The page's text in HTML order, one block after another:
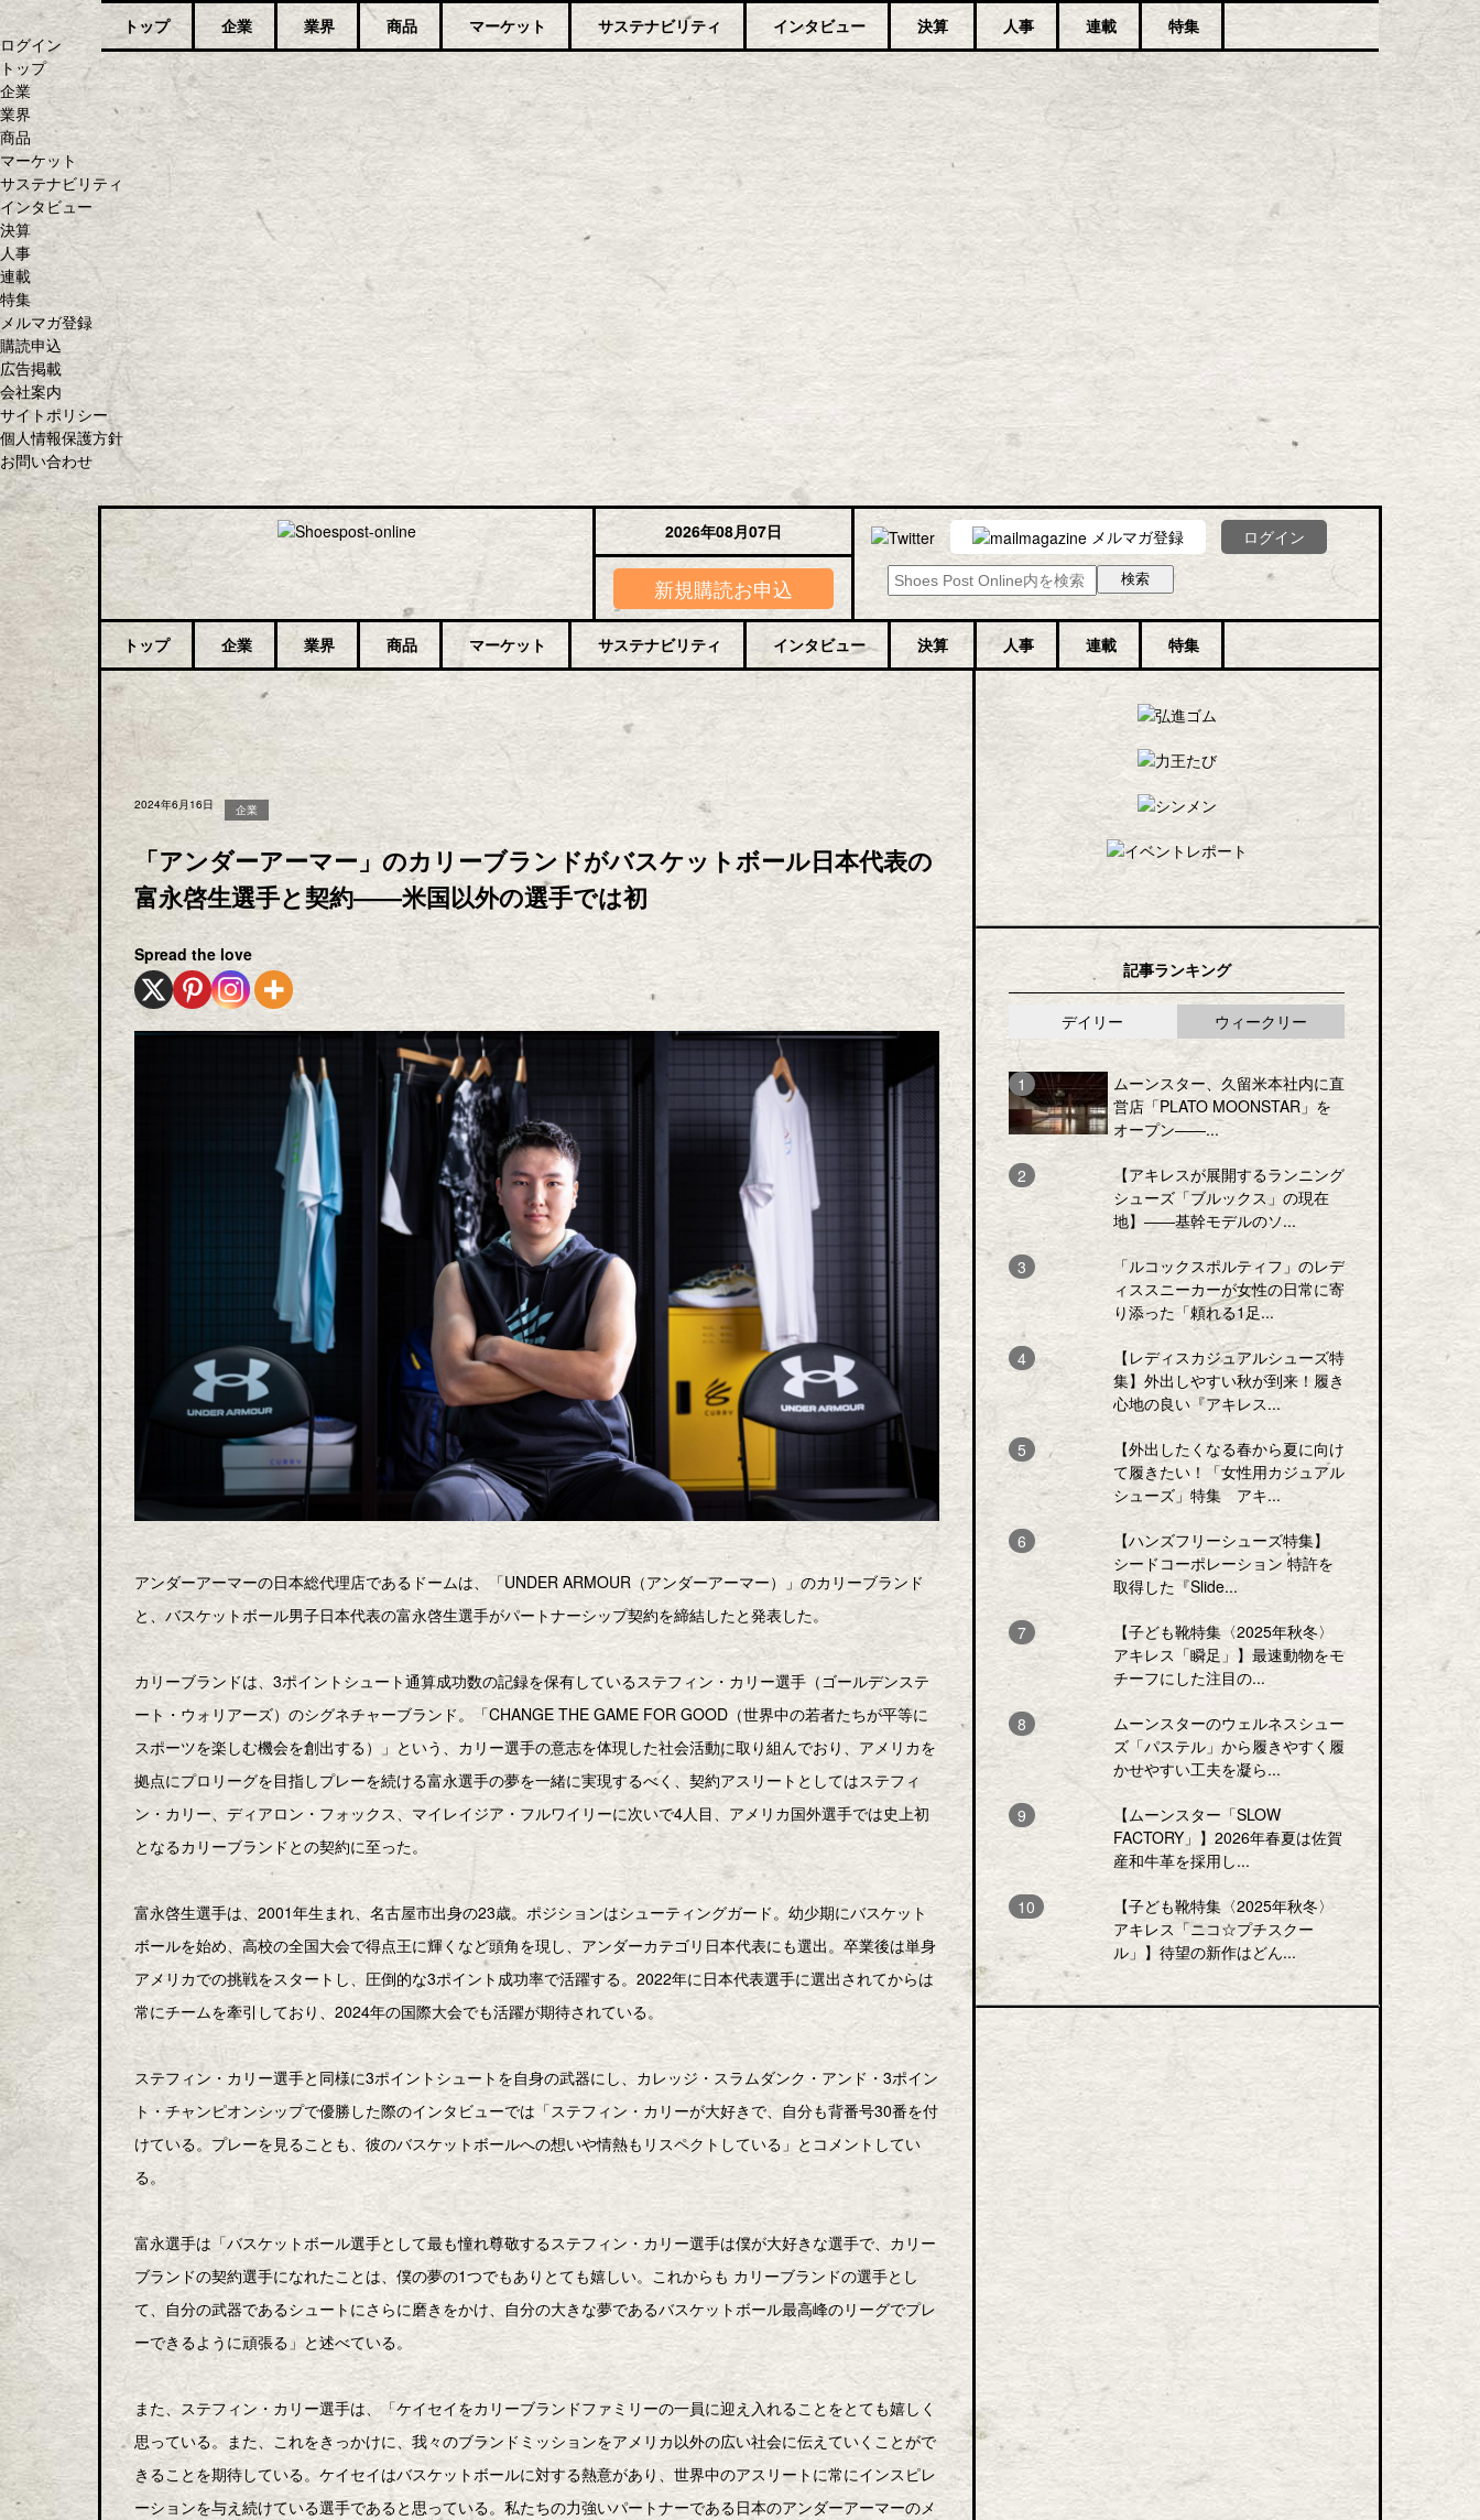
ログイン
トップ
企業
業界
商品
マーケット
サステナビリティ
インタビュー
決算
人事
連載
特集
メルマガ登録
購読申込
広告掲載
会社案内
サイトポリシー
個人情報保護方針
お問い合わせ
2026年08月07日
新規購読お申込
メルマガ登録 ログイン
トップ 企業 業界 商品 マーケット サステナビリティ インタビュー 決算 人事 連載 特集
トップ 企業 業界 商品 マーケット サステナビリティ インタビュー 決算 人事 連載 特集
2024年6月16日 企業
「アンダーアーマー」のカリーブランドがバスケットボール日本代表の
富永啓生選手と契約――米国以外の選手では初
Spread the love
アンダーアーマーの日本総代理店であるドームは、「UNDER ARMOUR（アンダーアーマー）」のカリーブランド
と、バスケットボール男子日本代表の富永啓生選手がパートナーシップ契約を締結したと発表した。
カリーブランドは、3ポイントシュート通算成功数の記録を保有しているステフィン・カリー選手（ゴールデンステ
ート・ウォリアーズ）のシグネチャーブランド。「CHANGE THE GAME FOR GOOD（世界中の若者たちが平等に
スポーツを楽しむ機会を創出する）」という、カリー選手の意志を体現した社会活動に取り組んでおり、アメリカを
拠点にプロリーグを目指しプレーを続ける富永選手の夢を一緒に実現するべく、契約アスリートとしてはステフィ
ン・カリー、ディアロン・フォックス、マイレイジア・フルワイリーに次いで4人目、アメリカ国外選手では史上初
となるカリーブランドとの契約に至った。
富永啓生選手は、2001年生まれ、名古屋市出身の23歳。ポジションはシューティングガード。幼少期にバスケット
ボールを始め、高校の全国大会で得点王に輝くなど頭角を現し、アンダーカテゴリ日本代表にも選出。卒業後は単身
アメリカでの挑戦をスタートし、圧倒的な3ポイント成功率で活躍する。2022年に日本代表選手に選出されてからは
常にチームを牽引しており、2024年の国際大会でも活躍が期待されている。
ステフィン・カリー選手と同様に3ポイントシュートを自身の武器にし、カレッジ・スラムダンク・アンド・3ポイン
ト・チャンピオンシップで優勝した際のインタビューでは「ステフィン・カリーが大好きで、自分も背番号30番を付
けている。プレーを見ることも、彼のバスケットボールへの想いや情熱もリスペクトしている」とコメントしてい
る。
富永選手は「バスケットボール選手として最も憧れ尊敬するステフィン・カリー選手は僕が大好きな選手で、カリー
ブランドの契約選手になれたことは、僕の夢の1つでもありとても嬉しい。これからも カリーブランドの選手とし
て、自分の武器であるシュートにさらに磨きをかけ、自分の大きな夢であるバスケットボール最高峰のリーグでプレ
ーできるように頑張る」と述べている。
また、ステフィン・カリー選手は、「ケイセイをカリーブランドファミリーの一員に迎え入れることをとても嬉しく
思っている。また、これをきっかけに、我々のブランドミッションをアメリカ以外の広い社会に伝えていくことがで
きることを期待している。ケイセイはバスケットボールに対する熱意があり、世界中のアスリートに常にインスピレ
ーションを与え続けている選手であると思っている。私たちの力強いパートナーである日本のアンダーアーマーのメ
記事ランキング
デイリー ウィークリー
ムーンスター、久留米本社内に直
営店「PLATO MOONSTAR」を
オープン――...
【アキレスが展開するランニング
シューズ「ブルックス」の現在
地】――基幹モデルのソ...
「ルコックスポルティフ」のレデ
ィススニーカーが女性の日常に寄
り添った「頼れる1足...
【レディスカジュアルシューズ特
集】外出しやすい秋が到来！履き
心地の良い『アキレス...
【外出したくなる春から夏に向け
て履きたい！「女性用カジュアル
シューズ」特集 アキ...
【ハンズフリーシューズ特集】
シードコーポレーション 特許を
取得した『Slide...
【子ども靴特集〈2025年秋冬〉
アキレス「瞬足」】最速動物をモ
チーフにした注目の...
ムーンスターのウェルネスシュー
ズ「パステル」から履きやすく履
かせやすい工夫を凝ら...
【ムーンスター「SLOW
FACTORY」】2026年春夏は佐賀
産和牛革を採用し...
【子ども靴特集〈2025年秋冬〉
アキレス「ニコ☆プチスクー
ル」】待望の新作はどん...